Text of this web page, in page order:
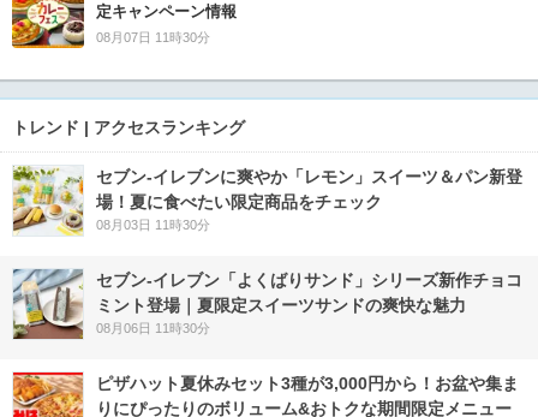
定キャンペーン情報
08月07日 11時30分
トレンド | アクセスランキング
セブン‐イレブンに爽やか「レモン」スイーツ＆パン新登
場！夏に食べたい限定商品をチェック
08月03日 11時30分
セブン‐イレブン「よくばりサンド」シリーズ新作チョコ
ミント登場｜夏限定スイーツサンドの爽快な魅力
08月06日 11時30分
ピザハット夏休みセット3種が3,000円から！お盆や集ま
りにぴったりのボリューム&おトクな期間限定メニュー